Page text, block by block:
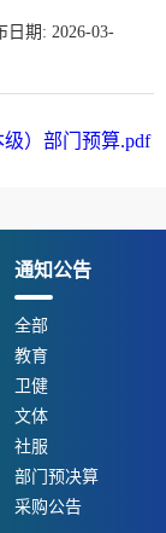
日期: 2026-03-
）部门预算.pdf
通知公告
全部
教育
卫健
文体
社服
部门预决算
采购公告